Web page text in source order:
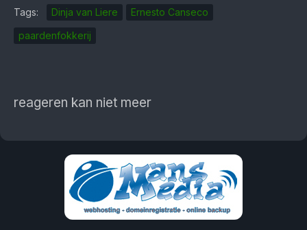
Tags: Dinja van Liere
Ernesto Canseco
paardenfokkerij
reageren kan niet meer